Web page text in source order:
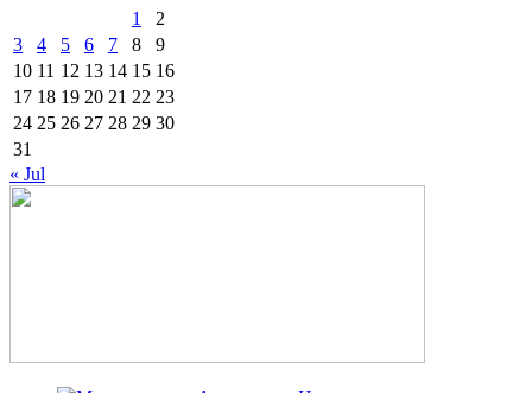
1
2
3
4 5 6 7 8
9
10 11 12 13 14 15 16
17 18 19 20 21 22 23
24 25 26 27 28 29 30
31
« Jul